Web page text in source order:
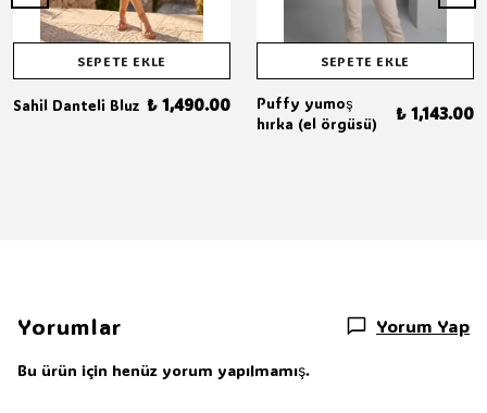
SEPETE EKLE
Sahil Danteli Bluz ₺ 1,490.00
SEPETE EKLE
Puffy yumoş
hırka (el örgüsü)
₺ 1,143.00
Yorumlar Yorum Yap
Bu ürün için henüz yorum yapılmamış.